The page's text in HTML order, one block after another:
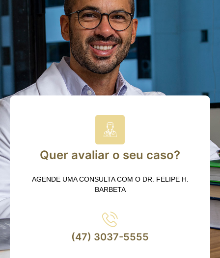
Quer avaliar o seu caso?
AGENDE UMA CONSULTA COM O DR. FELIPE H.
BARBETA
(47) 3037-5555